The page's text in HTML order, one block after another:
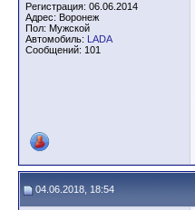
Регистрация: 06.06.2014
Адрес: Воронеж
Пол: Мужской
Автомобиль: LADA
Сообщений: 101
04.06.2018, 18:54